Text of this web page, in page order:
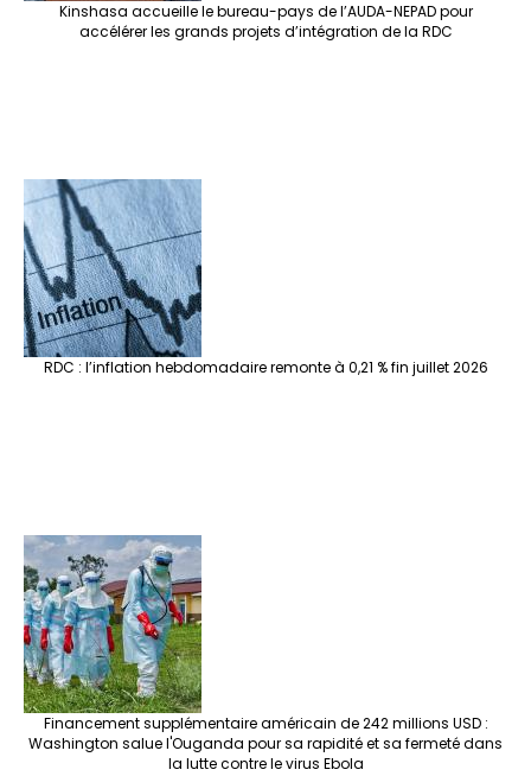
Kinshasa accueille le bureau-pays de l’AUDA-NEPAD pour
accélérer les grands projets d’intégration de la RDC
RDC : l’inflation hebdomadaire remonte à 0,21 % fin juillet 2026
Financement supplémentaire américain de 242 millions USD :
Washington salue l'Ouganda pour sa rapidité et sa fermeté dans
la lutte contre le virus Ebola